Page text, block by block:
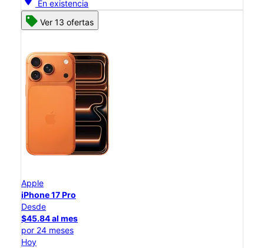
En existencia
Ver 13 ofertas
Apple
iPhone 17 Pro
Desde
$45.84 al mes
por 24 meses
Hoy